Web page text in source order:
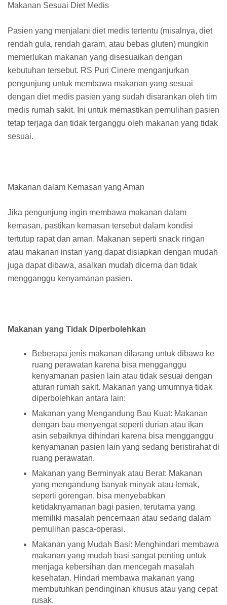
Makanan Sesuai Diet Medis
Pasien yang menjalani diet medis tertentu (misalnya, diet
rendah gula, rendah garam, atau bebas gluten) mungkin
memerlukan makanan yang disesuaikan dengan
kebutuhan tersebut. RS Puri Cinere menganjurkan
pengunjung untuk membawa makanan yang sesuai
dengan diet medis pasien yang sudah disarankan oleh tim
medis rumah sakit. Ini untuk memastikan pemulihan pasien
tetap terjaga dan tidak terganggu oleh makanan yang tidak
sesuai.
Makanan dalam Kemasan yang Aman
Jika pengunjung ingin membawa makanan dalam
kemasan, pastikan kemasan tersebut dalam kondisi
tertutup rapat dan aman. Makanan seperti snack ringan
atau makanan instan yang dapat disiapkan dengan mudah
juga dapat dibawa, asalkan mudah dicerna dan tidak
mengganggu kenyamanan pasien.
Makanan yang Tidak Diperbolehkan
Beberapa jenis makanan dilarang untuk dibawa ke
ruang perawatan karena bisa mengganggu
kenyamanan pasien lain atau tidak sesuai dengan
aturan rumah sakit. Makanan yang umumnya tidak
diperbolehkan antara lain:
Makanan yang Mengandung Bau Kuat: Makanan
dengan bau menyengat seperti durian atau ikan
asin sebaiknya dihindari karena bisa mengganggu
kenyamanan pasien lain yang sedang beristirahat di
ruang perawatan.
Makanan yang Berminyak atau Berat: Makanan
yang mengandung banyak minyak atau lemak,
seperti gorengan, bisa menyebabkan
ketidaknyamanan bagi pasien, terutama yang
memiliki masalah pencernaan atau sedang dalam
pemulihan pasca-operasi.
Makanan yang Mudah Basi: Menghindari membawa
makanan yang mudah basi sangat penting untuk
menjaga kebersihan dan mencegah masalah
kesehatan. Hindari membawa makanan yang
membutuhkan pendinginan khusus atau yang cepat
rusak.